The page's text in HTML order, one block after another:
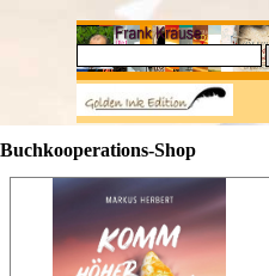
Direkt zum Seiteninhalt
Buchkooperations-Shop